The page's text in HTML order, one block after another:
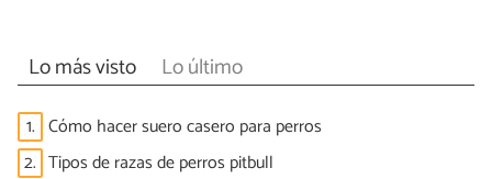
Lo más visto Lo último
1. Cómo hacer suero casero para perros
2. Tipos de razas de perros pitbull